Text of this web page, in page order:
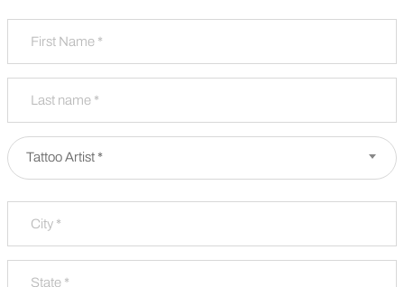
apellido
Partner Type
Tattoo Artist *